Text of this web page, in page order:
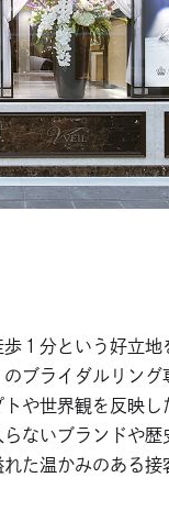
１分という好立
ブライダルリング
や世界観を反映
ないブランドや歴
た温かみのある接